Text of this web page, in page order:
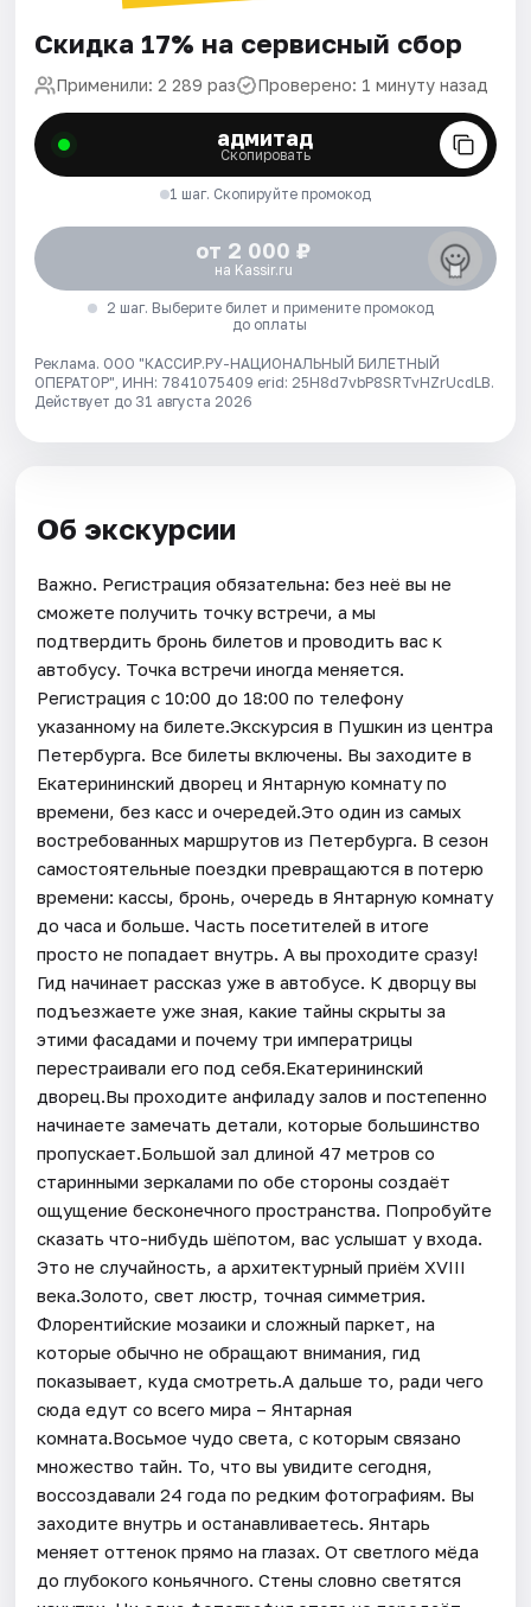
Скидка 17% на сервисный сбор
Применили: 2 289 раз Проверено: 1 минуту назад
адмитад
Скопировать
1 шаг. Скопируйте промокод
от 2 000 ₽
на Kassir.ru
2 шаг. Выберите билет и примените промокод
до оплаты
Реклама. ООО "КАССИР.РУ-НАЦИОНАЛЬНЫЙ БИЛЕТНЫЙ
ОПЕРАТОР", ИНН: 7841075409 erid: 25H8d7vbP8SRTvHZrUcdLB.
Действует до 31 августа 2026
Об экскурсии
Важно. Регистрация обязательна: без неё вы не
сможете получить точку встречи, а мы
подтвердить бронь билетов и проводить вас к
автобусу. Точка встречи иногда меняется.
Регистрация с 10:00 до 18:00 по телефону
указанному на билете.Экскурсия в Пушкин из центра
Петербурга. Все билеты включены. Вы заходите в
Екатерининский дворец и Янтарную комнату по
времени, без касс и очередей.Это один из самых
востребованных маршрутов из Петербурга. В сезон
самостоятельные поездки превращаются в потерю
времени: кассы, бронь, очередь в Янтарную комнату
до часа и больше. Часть посетителей в итоге
просто не попадает внутрь. А вы проходите сразу!
Гид начинает рассказ уже в автобусе. К дворцу вы
подъезжаете уже зная, какие тайны скрыты за
этими фасадами и почему три императрицы
перестраивали его под себя.Екатерининский
дворец.Вы проходите анфиладу залов и постепенно
начинаете замечать детали, которые большинство
пропускает.Большой зал длиной 47 метров со
старинными зеркалами по обе стороны создаёт
ощущение бесконечного пространства. Попробуйте
сказать что-нибудь шёпотом, вас услышат у входа.
Это не случайность, а архитектурный приём XVIII
века.Золото, свет люстр, точная симметрия.
Флорентийские мозаики и сложный паркет, на
которые обычно не обращают внимания, гид
показывает, куда смотреть.А дальше то, ради чего
сюда едут со всего мира – Янтарная
комната.Восьмое чудо света, с которым связано
множество тайн. То, что вы увидите сегодня,
воссоздавали 24 года по редким фотографиям. Вы
заходите внутрь и останавливаетесь. Янтарь
меняет оттенок прямо на глазах. От светлого мёда
до глубокого коньячного. Стены словно светятся